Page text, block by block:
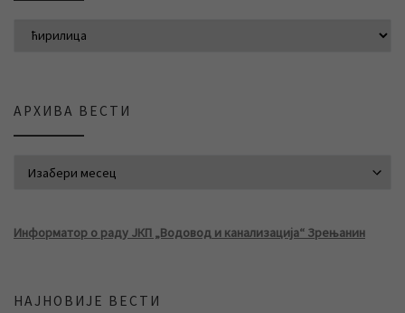
АРХИВА ВЕСТИ
Информатор о раду ЈКП „Водовод и канализација“ Зрењанин
НАЈНОВИЈЕ ВЕСТИ